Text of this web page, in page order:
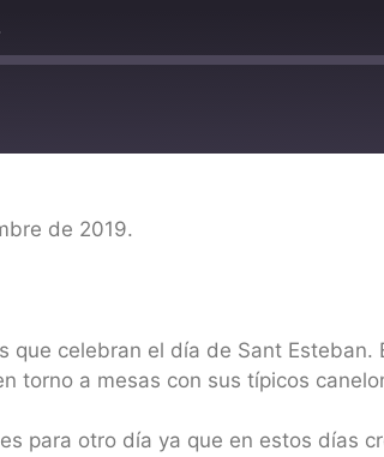
de 2019.
celebran el día de Sant Esteban.
torno a mesas con sus típicos
para otro día ya que en estos días